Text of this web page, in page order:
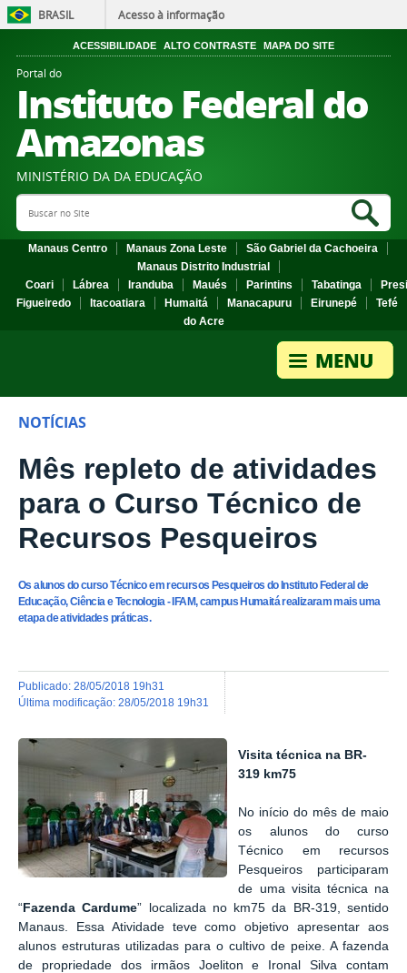
BRASIL Acesso à informação
ACESSIBILIDADE ALTO CONTRASTE MAPA DO SITE
Portal do
Instituto Federal do
Amazonas
MINISTÉRIO DA DA EDUCAÇÃO
Search Site
Manaus Centro Manaus Zona Leste
São Gabriel da Cachoeira
Manaus Distrito Industrial
Coari
Lábrea Iranduba Maués Parintins Tabatinga
Figueiredo
Itacoatiara Humaitá Manacapuru Eirunepé
Tefé
do Acre
NOTÍCIAS
Mês repleto de atividades
para o Curso Técnico de
Recursos Pesqueiros
Os alunos do curso Técnico em recursos Pesqueiros do Instituto Federal de
Educação, Ciência e Tecnologia - IFAM, campus Humaitá realizaram mais uma
etapa de atividades práticas.
publicado: 28/05/2018 19h31
última modificação: 28/05/2018 19h31
Visita técnica na BR-
319 km75
No início do mês de maio
os alunos do curso
Técnico em recursos
Pesqueiros participaram
de uma visita técnica na
“ Fazenda Cardume” localizada no km75 da BR-319, sentido
Manaus. Essa Atividade teve como objetivo apresentar aos
alunos estruturas utilizadas para o cultivo de peixe. A fazenda
de propriedade dos irmãos Joeliton e Ironal Silva contam